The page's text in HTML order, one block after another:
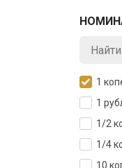
1
1
1/2
1/4
10